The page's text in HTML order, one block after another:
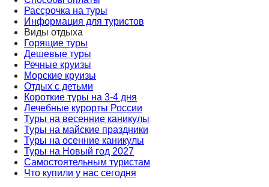
Рассрочка на туры
Информация для туристов
Виды отдыха
Горящие туры
Дешевые туры
Речные круизы
Морские круизы
Отдых с детьми
Короткие туры на 3-4 дня
Лечебные курорты России
Туры на весенние каникулы
Туры на майские праздники
Туры на осенние каникулы
Туры на Новый год 2027
Самостоятельным туристам
Что купили у нас сегодня